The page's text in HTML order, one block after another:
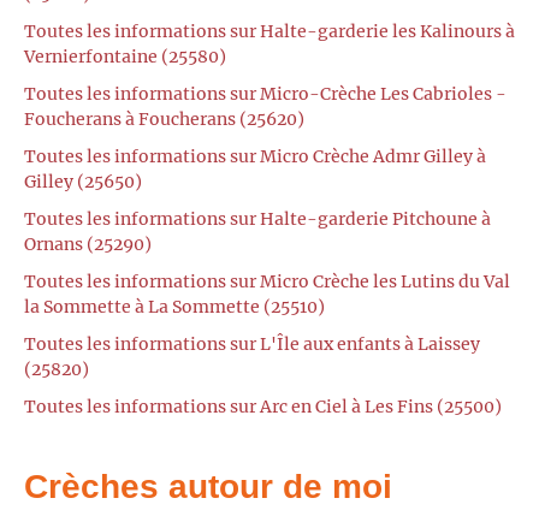
Toutes les informations sur Halte-garderie les Kalinours à
Vernierfontaine (25580)
Toutes les informations sur Micro-Crèche Les Cabrioles -
Foucherans à Foucherans (25620)
Toutes les informations sur Micro Crèche Admr Gilley à
Gilley (25650)
Toutes les informations sur Halte-garderie Pitchoune à
Ornans (25290)
Toutes les informations sur Micro Crèche les Lutins du Val
la Sommette à La Sommette (25510)
Toutes les informations sur L'Île aux enfants à Laissey
(25820)
Toutes les informations sur Arc en Ciel à Les Fins (25500)
Crèches autour de moi